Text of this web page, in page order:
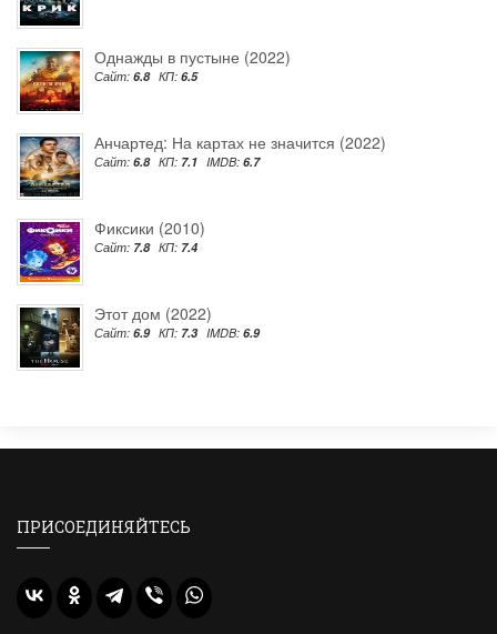
Однажды в пустыне (2022)
Сайт: 6.8 КП: 6.5
Анчартед: На картах не значится (2022)
Сайт: 6.8 КП: 7.1 IMDB: 6.7
Фиксики (2010)
Сайт: 7.8 КП: 7.4
Этот дом (2022)
Сайт: 6.9 КП: 7.3 IMDB: 6.9
ПРИСОЕДИНЯЙТЕСЬ